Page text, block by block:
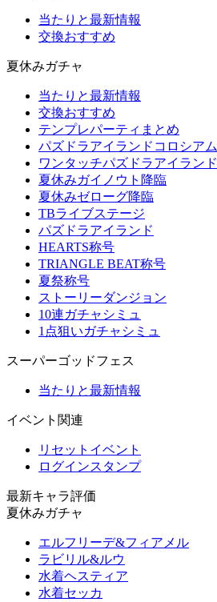
当たりと最新情報
交換おすすめ
夏休みガチャ
当たりと最新情報
交換おすすめ
テンプレパーティまとめ
パズドラアイランドコロシアム
ワンタッチパズドラアイランド
夏休みガイノウト降臨
夏休みゼローグ降臨
TBライブステージ
パズドラアイランド
HEARTS称号
TRIANGLE BEAT称号
夏祭称号
ストーリーダンジョン
10連ガチャシミュ
1点狙いガチャシミュ
スーパーゴッドフェス
当たりと最新情報
イベント関連
リセットイベント
ログインスタンプ
最新キャラ評価
夏休みガチャ
エルフリーデ&フィアメル
ラビリル&ルウ
水着ヘスティア
水着セッカ